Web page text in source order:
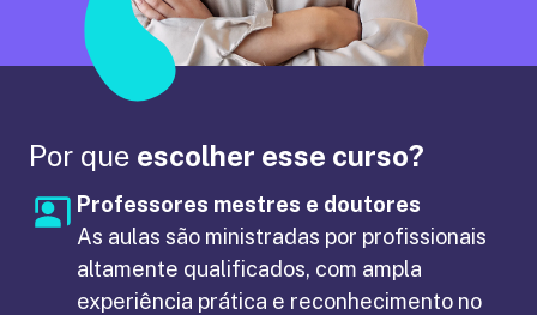
Por que escolher esse curso?
Professores mestres e doutores
As aulas são ministradas por profissionais
altamente qualificados, com ampla
experiência prática e reconhecimento no